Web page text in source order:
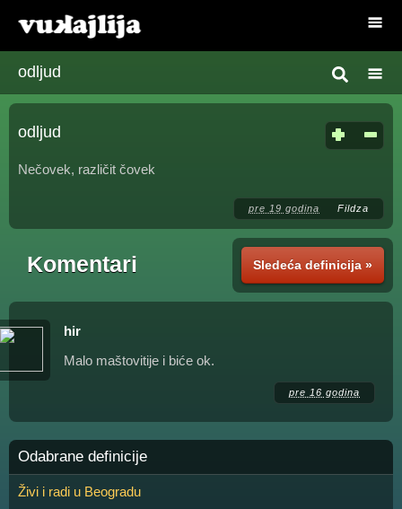
odljud
odljud
Nečovek, različit čovek
pre 19 godina Fildza
Sledeća definicija »
Komentari
hir
Malo maštovitije i biće ok.
pre 16 godina
Odabrane definicije
Živi i radi u Beogradu